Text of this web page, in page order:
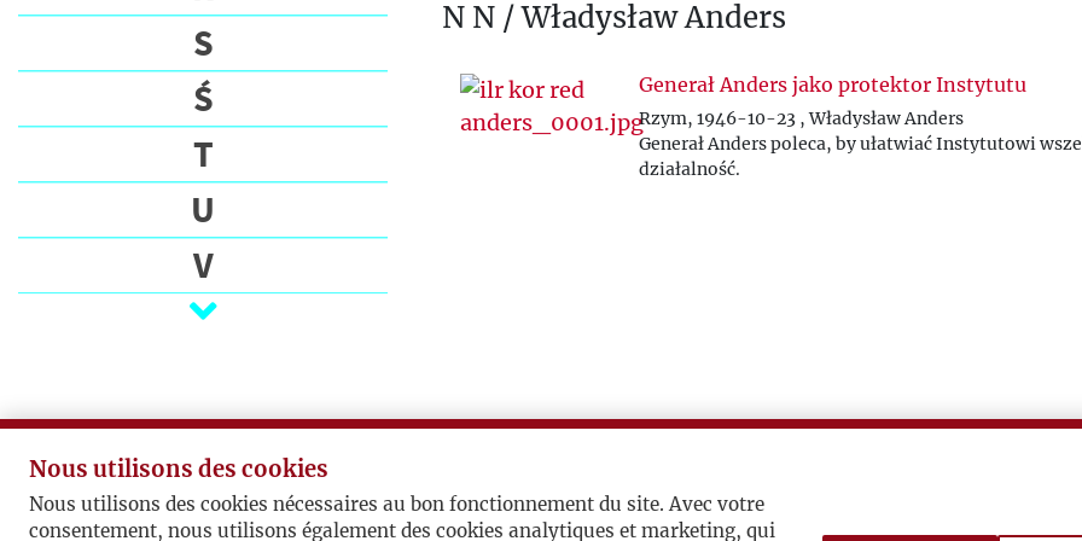
S
Ś
T
U
V
W
Ż
N N / Władysław Anders
Generał Anders jako protektor Instytutu
Rzym, 1946-10-23 , Władysław Anders
Generał Anders poleca, by ułatwiać Instytutowi
działalność.
Nous utilisons des cookies
Nous utilisons des cookies nécessaires au bon fonctionnement du site. Avec votre
consentement, nous utilisons également des cookies analytiques et marketing, qui